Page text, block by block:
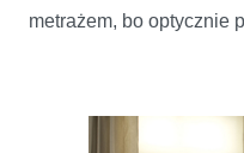
metrażem, bo optycznie